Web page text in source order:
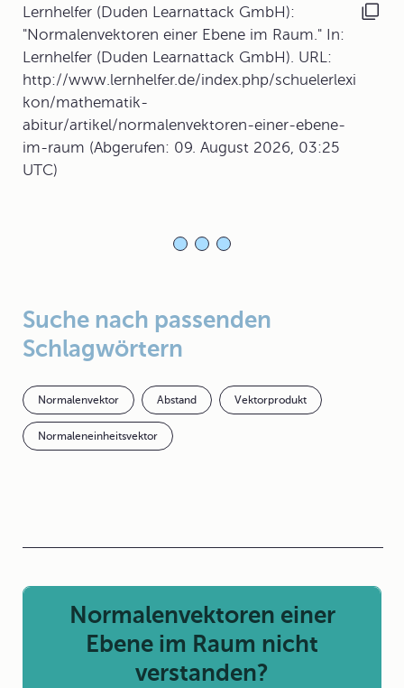
Lernhelfer (Duden Learnattack GmbH):
"Normalenvektoren einer Ebene im Raum." In:
Lernhelfer (Duden Learnattack GmbH). URL:
http://www.lernhelfer.de/index.php/schuelerlexi
kon/mathematik-
abitur/artikel/normalenvektoren-einer-ebene-
im-raum (Abgerufen: 09. August 2026, 03:25
UTC)
Suche nach passenden
Schlagwörtern
Normalenvektor Abstand Vektorprodukt
Normaleneinheitsvektor
Normalenvektoren einer
Ebene im Raum nicht
verstanden?